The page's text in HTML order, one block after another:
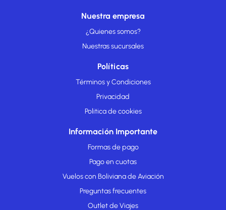
Nuestra empresa
¿Quienes somos?
Nuestras sucursales
Políticas
Términos y Condiciones
Privacidad
Politica de cookies
Información Importante
Formas de pago
Pago en cuotas
Vuelos con Boliviana de Aviación
Preguntas frecuentes
Outlet de Viajes